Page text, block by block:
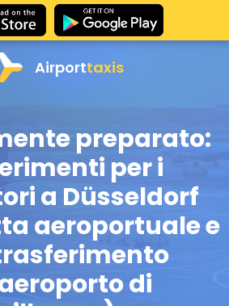
Airporttaxis
preparato:
per i
a Düsseldorf
aeroportuale e
di